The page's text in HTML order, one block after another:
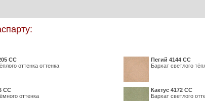
СС
оттенка оттенка
Пегий 4144 СС
Бархат светлого
СС
оттенка
Кактус 4172 СС
Бархат светлого